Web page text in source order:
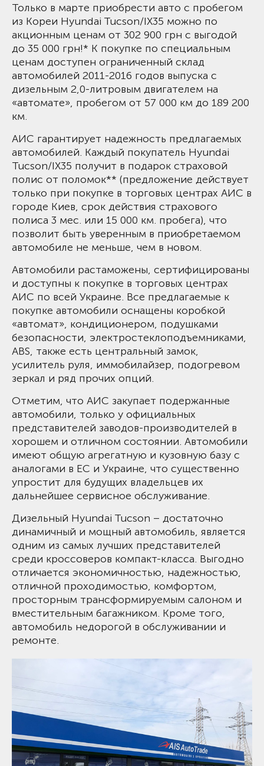
Только в марте приобрести авто с пробегом
из Кореи Hyundai Tucson/IX35 можно по
акционным ценам от 302 900 грн с выгодой
до 35 000 грн!* К покупке по специальным
ценам доступен ограниченный склад
автомобилей 2011-2016 годов выпуска с
дизельным 2,0-литровым двигателем на
«автомате», пробегом от 57 000 км до 189 200
км.
АИС гарантирует надежность предлагаемых
автомобилей. Каждый покупатель Hyundai
Tucson/IX35 получит в подарок страховой
полис от поломок** (предложение действует
только при покупке в торговых центрах АИС в
городе Киев, срок действия страхового
полиса 3 мес. или 15 000 км. пробега), что
позволит быть уверенным в приобретаемом
автомобиле не меньше, чем в новом.
Автомобили растаможены, сертифицированы
и доступны к покупке в торговых центрах
АИС по всей Украине. Все предлагаемые к
покупке автомобили оснащены коробкой
«автомат», кондиционером, подушками
безопасности, электростеклоподъемниками,
ABS, также есть центральный замок,
усилитель руля, иммобилайзер, подогревом
зеркал и ряд прочих опций.
Отметим, что АИС закупает подержанные
автомобили, только у официальных
представителей заводов-производителей в
хорошем и отличном состоянии. Автомобили
имеют общую агрегатную и кузовную базу с
аналогами в ЕС и Украине, что существенно
упростит для будущих владельцев их
дальнейшее сервисное обслуживание.
Дизельный Hyundai Tucson – достаточно
динамичный и мощный автомобиль, является
одним из самых лучших представителей
среди кроссоверов компакт-класса. Выгодно
отличается экономичностью, надежностью,
отличной проходимостью, комфортом,
просторным трансформируемым салоном и
вместительным багажником. Кроме того,
автомобиль недорогой в обслуживании и
ремонте.